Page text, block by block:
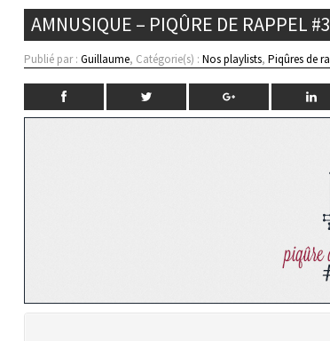
AMNUSIQUE – PIQÛRE DE RAPPEL #3
Publié par :Guillaume, Catégorie(s) :Nos playlists,Piqûres de